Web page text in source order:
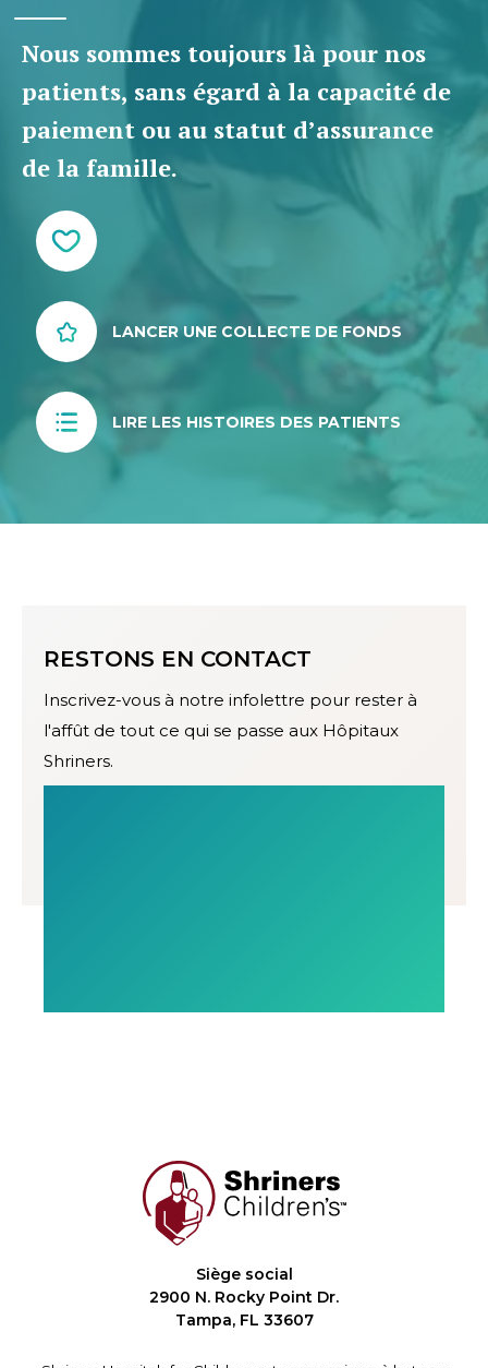
Nous sommes toujours là pour nos
patients, sans égard à la capacité de
paiement ou au statut d’assurance
de la famille.
LANCER UNE COLLECTE DE FONDS
LIRE LES HISTOIRES DES PATIENTS
RESTONS EN CONTACT
Inscrivez-vous à notre infolettre pour rester à
l'affût de tout ce qui se passe aux Hôpitaux
Shriners.
Siège social
2900 N. Rocky Point Dr.
Tampa, FL 33607